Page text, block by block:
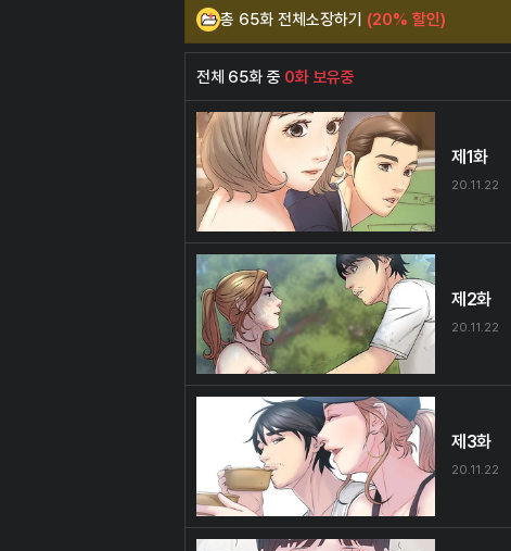
총 65화 전체소장하기 (20% 할인)
전체 65화 중 0화 보유중
제1화
20.11.22
제2화
20.11.22
제3화
20.11.22